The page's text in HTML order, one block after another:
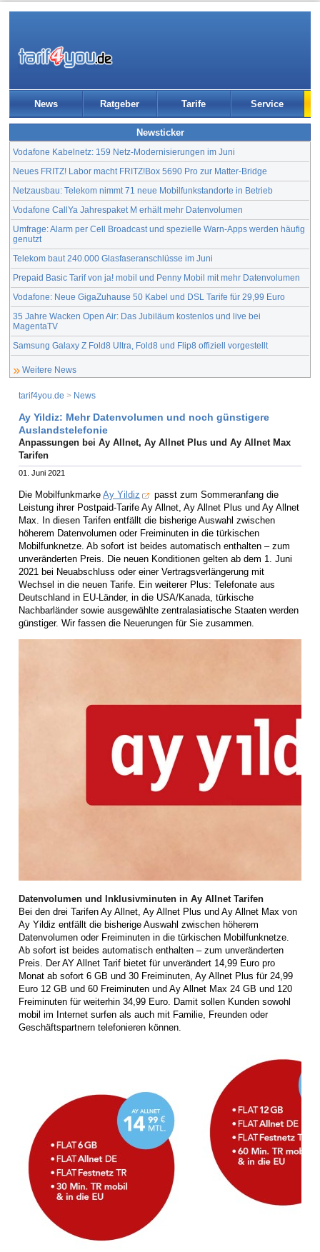
News Ratgeber Tarife Service
Newsticker
Vodafone Kabelnetz: 159 Netz-Modernisierungen im Juni
Neues FRITZ! Labor macht FRITZ!Box 5690 Pro zur Matter-Bridge
Netzausbau: Telekom nimmt 71 neue Mobilfunkstandorte in Betrieb
Vodafone CallYa Jahrespaket M erhält mehr Datenvolumen
Umfrage: Alarm per Cell Broadcast und spezielle Warn-Apps werden häufig
genutzt
Telekom baut 240.000 Glasfaseranschlüsse im Juni
Prepaid Basic Tarif von ja! mobil und Penny Mobil mit mehr Datenvolumen
Vodafone: Neue GigaZuhause 50 Kabel und DSL Tarife für 29,99 Euro
35 Jahre Wacken Open Air: Das Jubiläum kostenlos und live bei
MagentaTV
Samsung Galaxy Z Fold8 Ultra, Fold8 und Flip8 offiziell vorgestellt
Weitere News
tarif4you.de > News
Ay Yildiz: Mehr Datenvolumen und noch günstigere
Auslandstelefonie
Anpassungen bei Ay Allnet, Ay Allnet Plus und Ay Allnet Max
Tarifen
01. Juni 2021
Die Mobilfunkmarke Ay Yildiz
passt zum Sommeranfang die
Leistung ihrer Postpaid-Tarife Ay Allnet, Ay Allnet Plus und Ay Allnet
Max. In diesen Tarifen entfällt die bisherige Auswahl zwischen
höherem Datenvolumen oder Freiminuten in die türkischen
Mobilfunknetze. Ab sofort ist beides automatisch enthalten – zum
unveränderten Preis. Die neuen Konditionen gelten ab dem 1. Juni
2021 bei Neuabschluss oder einer Vertragsverlängerung mit
Wechsel in die neuen Tarife. Ein weiterer Plus: Telefonate aus
Deutschland in EU-Länder, in die USA/Kanada, türkische
Nachbarländer sowie ausgewählte zentralasiatische Staaten werden
günstiger. Wir fassen die Neuerungen für Sie zusammen.
Datenvolumen und Inklusivminuten in Ay Allnet Tarifen
Bei den drei Tarifen Ay Allnet, Ay Allnet Plus und Ay Allnet Max von
Ay Yildiz entfällt die bisherige Auswahl zwischen höherem
Datenvolumen oder Freiminuten in die türkischen Mobilfunknetze.
Ab sofort ist beides automatisch enthalten – zum unveränderten
Preis. Der AY Allnet Tarif bietet für unverändert 14,99 Euro pro
Monat ab sofort 6 GB und 30 Freiminuten, Ay Allnet Plus für 24,99
Euro 12 GB und 60 Freiminuten und Ay Allnet Max 24 GB und 120
Freiminuten für weiterhin 34,99 Euro. Damit sollen Kunden sowohl
mobil im Internet surfen als auch mit Familie, Freunden oder
Geschäftspartnern telefonieren können.